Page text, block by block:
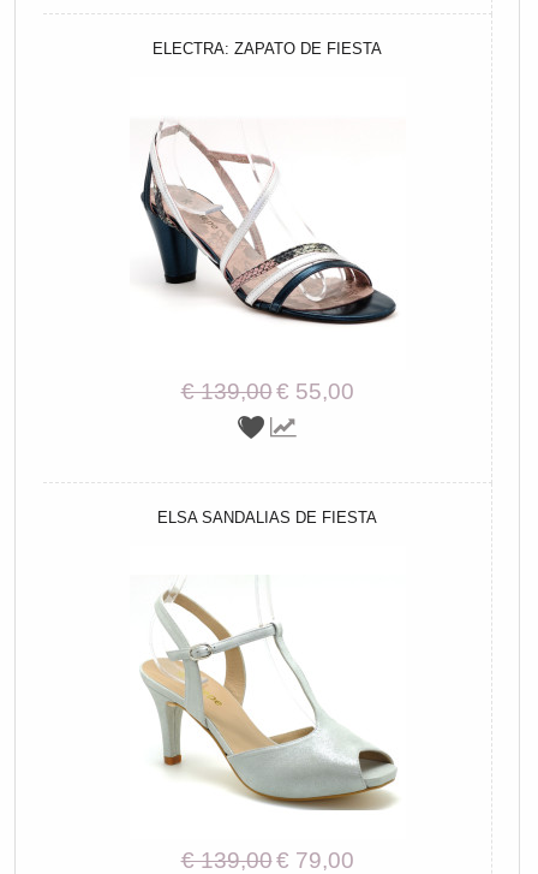
ELECTRA: ZAPATO DE FIESTA
€ 139,00€ 55,00
ELSA SANDALIAS DE FIESTA
€ 139,00€ 79,00